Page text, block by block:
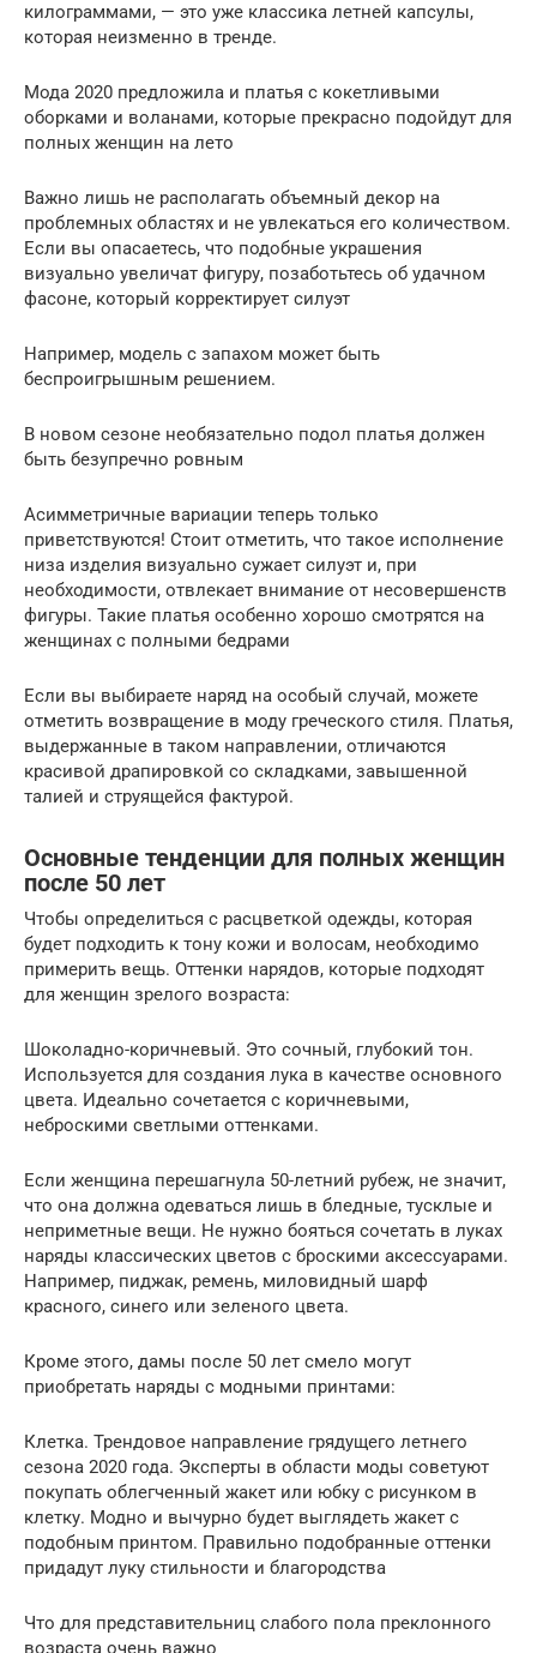
килограммами, — это уже классика летней капсулы,
которая неизменно в тренде.
Мода 2020 предложила и платья с кокетливыми
оборками и воланами, которые прекрасно подойдут для
полных женщин на лето
Важно лишь не располагать объемный декор на
проблемных областях и не увлекаться его количеством.
Если вы опасаетесь, что подобные украшения
визуально увеличат фигуру, позаботьтесь об удачном
фасоне, который корректирует силуэт
Например, модель с запахом может быть
беспроигрышным решением.
В новом сезоне необязательно подол платья должен
быть безупречно ровным
Асимметричные вариации теперь только
приветствуются! Стоит отметить, что такое исполнение
низа изделия визуально сужает силуэт и, при
необходимости, отвлекает внимание от несовершенств
фигуры. Такие платья особенно хорошо смотрятся на
женщинах с полными бедрами
Если вы выбираете наряд на особый случай, можете
отметить возвращение в моду греческого стиля. Платья,
выдержанные в таком направлении, отличаются
красивой драпировкой со складками, завышенной
талией и струящейся фактурой.
Основные тенденции для полных женщин
после 50 лет
Чтобы определиться с расцветкой одежды, которая
будет подходить к тону кожи и волосам, необходимо
примерить вещь. Оттенки нарядов, которые подходят
для женщин зрелого возраста:
Шоколадно-коричневый. Это сочный, глубокий тон.
Используется для создания лука в качестве основного
цвета. Идеально сочетается с коричневыми,
неброскими светлыми оттенками.
Если женщина перешагнула 50-летний рубеж, не значит,
что она должна одеваться лишь в бледные, тусклые и
неприметные вещи. Не нужно бояться сочетать в луках
наряды классических цветов с броскими аксессуарами.
Например, пиджак, ремень, миловидный шарф
красного, синего или зеленого цвета.
Кроме этого, дамы после 50 лет смело могут
приобретать наряды с модными принтами:
Клетка. Трендовое направление грядущего летнего
сезона 2020 года. Эксперты в области моды советуют
покупать облегченный жакет или юбку с рисунком в
клетку. Модно и вычурно будет выглядеть жакет с
подобным принтом. Правильно подобранные оттенки
придадут луку стильности и благородства
Что для представительниц слабого пола преклонного
возраста очень важно